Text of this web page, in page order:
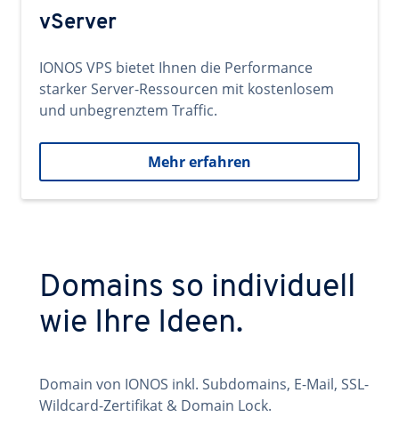
vServer
IONOS VPS bietet Ihnen die Performance
starker Server-Ressourcen mit kostenlosem
und unbegrenztem Traffic.
Mehr erfahren
Domains so individuell
wie Ihre Ideen.
Domain von IONOS inkl. Subdomains, E-Mail, SSL-
Wildcard-Zertifikat & Domain Lock.